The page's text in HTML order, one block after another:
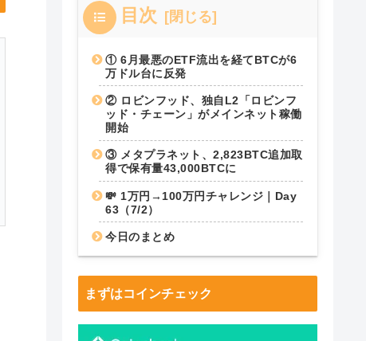
目次
① 6月最悪のETF流出を経てBTCが6
万ドル台に反発
② ロビンフッド、独自L2「ロビンフ
ッド・チェーン」がメインネット稼働
開始
③ メタプラネット、2,823BTC追加取
得で保有量43,000BTCに
💸 1万円→100万円チャレンジ｜Day
63（7/2）
今日のまとめ
まずはコインチェック